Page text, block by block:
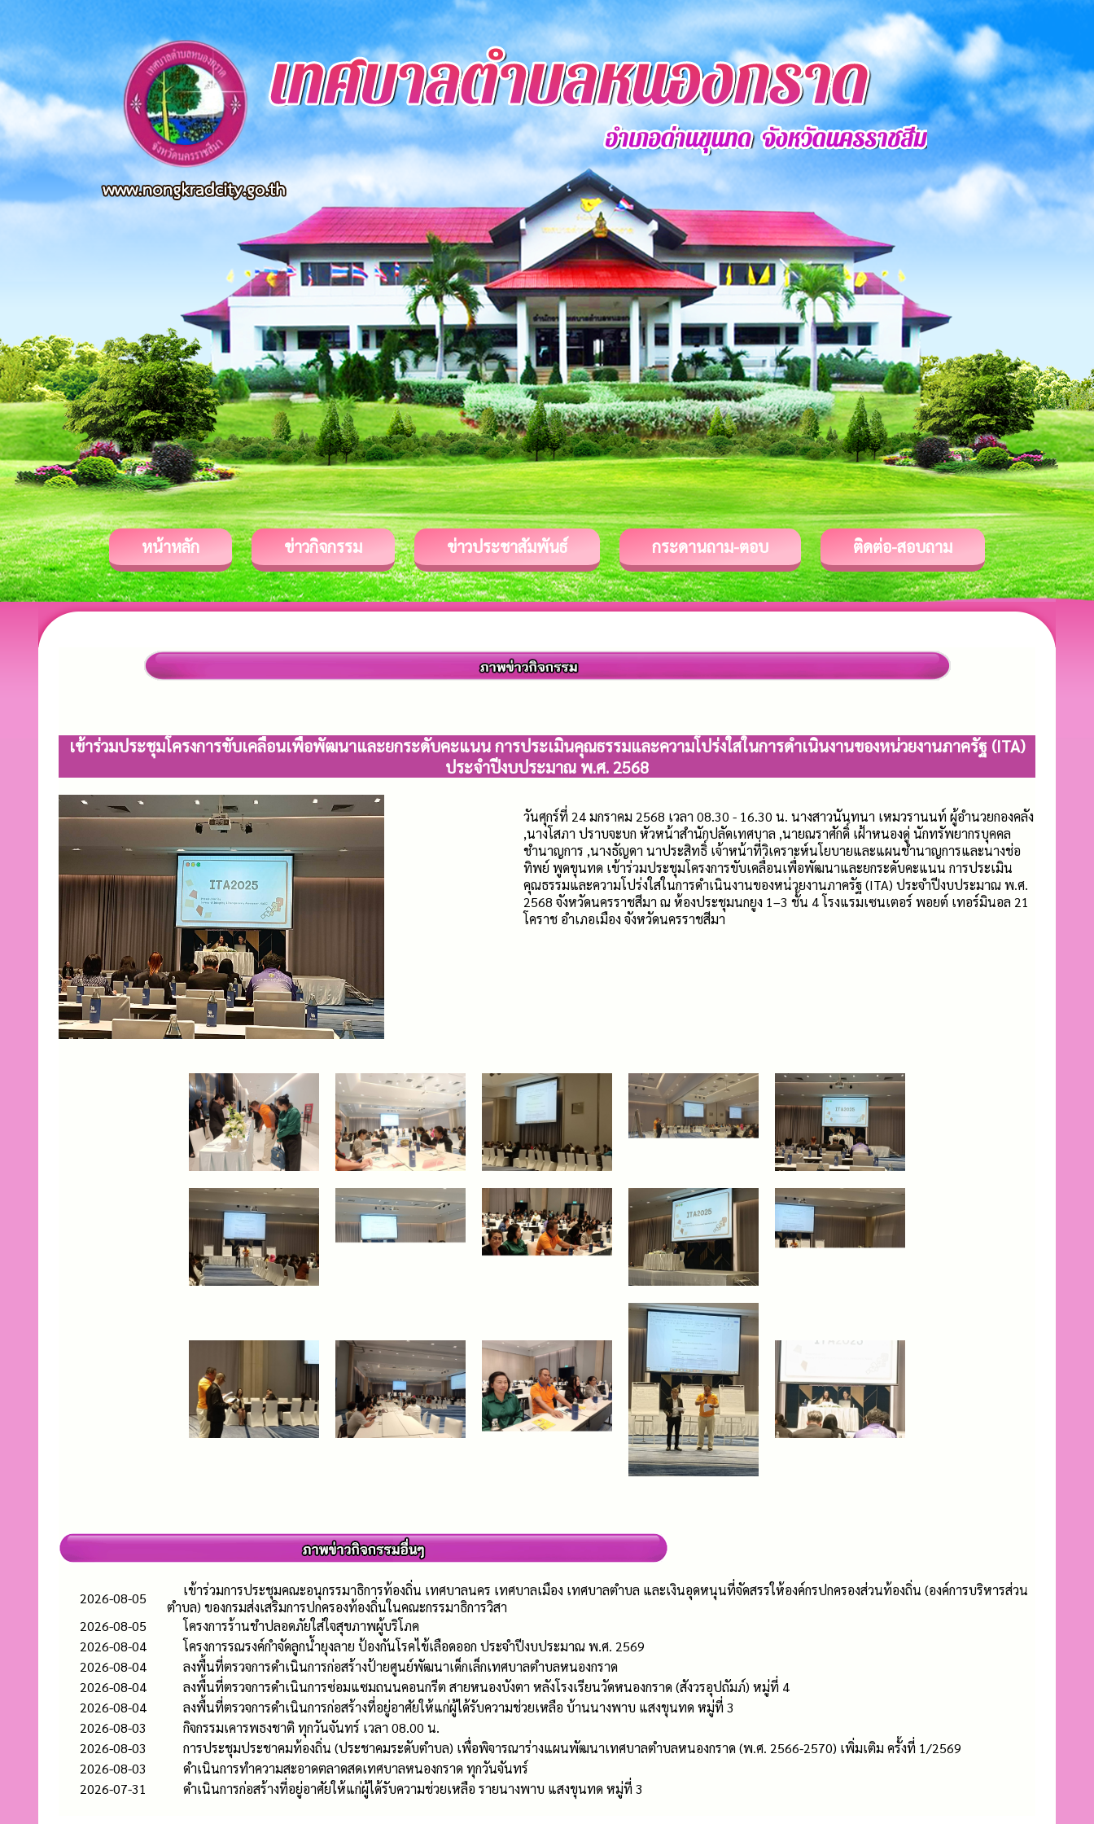
หน้าหลัก ข่าวกิจกรรม ข่าวประชาสัมพันธ์ กระดานถาม-ตอบ ติดต่อ-สอบถาม
เข้าร่วมประชุมโครงการขับเคลื่อนเพื่อพัฒนาและยกระดับคะแนน การประเมินคุณธรรมและความโปร่งใสในการดำเนินงานของหน่วยงานภาครัฐ (ITA)
ประจำปีงบประมาณ พ.ศ. 2568
วันศุกร์ที่ 24 มกราคม 2568 เวลา 08.30 - 16.30 น. นางสาวนันทนา เหมวรานนท์ ผู้อำนวยกองคลัง
,นางโสภา ปราบจะบก หัวหน้าสำนักปลัดเทศบาล ,นายณราศักดิ์ เฝ้าหนองดู่ นักทรัพยากรบุคคล
ชำนาญการ ,นางธัญดา นาประสิทธิ์ เจ้าหน้าที่วิเคราะห์นโยบายและแผนชำนาญการและนางช่อ
ทิพย์ พูดขุนทด เข้าร่วมประชุมโครงการขับเคลื่อนเพื่อพัฒนาและยกระดับคะแนน การประเมิน
คุณธรรมและความโปร่งใสในการดำเนินงานของหน่วยงานภาครัฐ (ITA) ประจำปีงบประมาณ พ.ศ.
2568 จังหวัดนครราชสีมา ณ ห้องประชุมนกยูง 1–3 ชั้น 4 โรงแรมเซนเตอร์ พอยต์ เทอร์มินอล 21
โคราช อำเภอเมือง จังหวัดนครราชสีมา
2026-08-05
เข้าร่วมการประชุมคณะอนุกรรมาธิการท้องถิ่น เทศบาลนคร เทศบาลเมือง เทศบาลตำบล และเงินอุดหนุนที่จัดสรรให้องค์กรปกครองส่วนท้องถิ่น (องค์การบริหารส่วน
ตำบล) ของกรมส่งเสริมการปกครองท้องถิ่นในคณะกรรมาธิการวิสา
2026-08-05
โครงการร้านชำปลอดภัยใส่ใจสุขภาพผู้บริโภค
2026-08-04
โครงการรณรงค์กำจัดลูกน้ำยุงลาย ป้องกันโรคไข้เลือดออก ประจำปีงบประมาณ พ.ศ. 2569
2026-08-04
ลงพื้นที่ตรวจการดำเนินการก่อสร้างป้ายศูนย์พัฒนาเด็กเล็กเทศบาลตำบลหนองกราด
2026-08-04
ลงพื้นที่ตรวจการดำเนินการซ่อมแซมถนนคอนกรีต สายหนองบังตา หลังโรงเรียนวัดหนองกราด (สังวรอุปถัมภ์) หมู่ที่ 4
2026-08-04
ลงพื้นที่ตรวจการดำเนินการก่อสร้างที่อยู่อาศัยให้แก่ผู้ได้รับความช่วยเหลือ บ้านนางพาบ แสงขุนทด หมู่ที่ 3
2026-08-03
กิจกรรมเคารพธงชาติ ทุกวันจันทร์ เวลา 08.00 น.
2026-08-03
การประชุมประชาคมท้องถิ่น (ประชาคมระดับตำบล) เพื่อพิจารณาร่างแผนพัฒนาเทศบาลตำบลหนองกราด (พ.ศ. 2566-2570) เพิ่มเติม ครั้งที่ 1/2569
2026-08-03
ดำเนินการทำความสะอาดตลาดสดเทศบาลหนองกราด ทุกวันจันทร์
2026-07-31
ดำเนินการก่อสร้างที่อยู่อาศัยให้แก่ผู้ได้รับความช่วยเหลือ รายนางพาบ แสงขุนทด หมู่ที่ 3